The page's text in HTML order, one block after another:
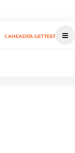
CAHEADER.GETTEST